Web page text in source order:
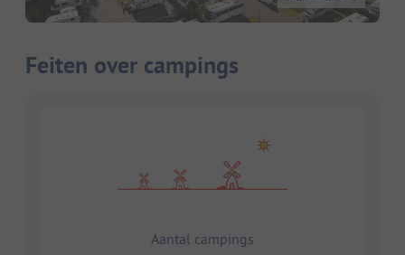
Feiten over campings
Aantal campings